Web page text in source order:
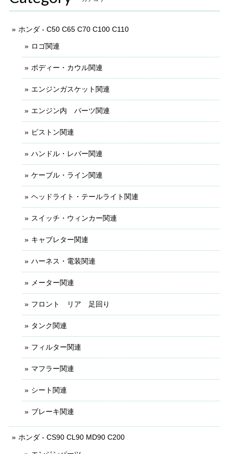
ホンダ - C50 C65 C70 C100 C110
ロゴ関連
ボディー・カウル関連
エンジンガスケット関連
エンジン内 パーツ関連
ピストン関連
ハンドル・レバー関連
ケーブル・ライン関連
ヘッドライト・テールライト関連
スイッチ・ウィンカー関連
キャブレター関連
ハーネス・電装関連
メーター関連
フロント リア 足回り
タンク関連
フィルター関連
マフラー関連
シート関連
ブレーキ関連
ホンダ - CS90 CL90 MD90 C200